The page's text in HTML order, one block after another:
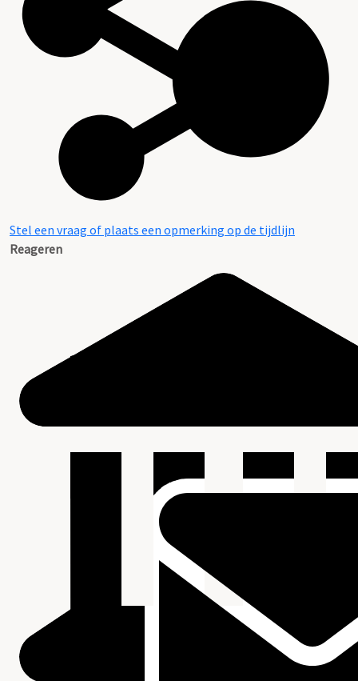
Stel een vraag of plaats een opmerking op de tijdlijn
Reageren